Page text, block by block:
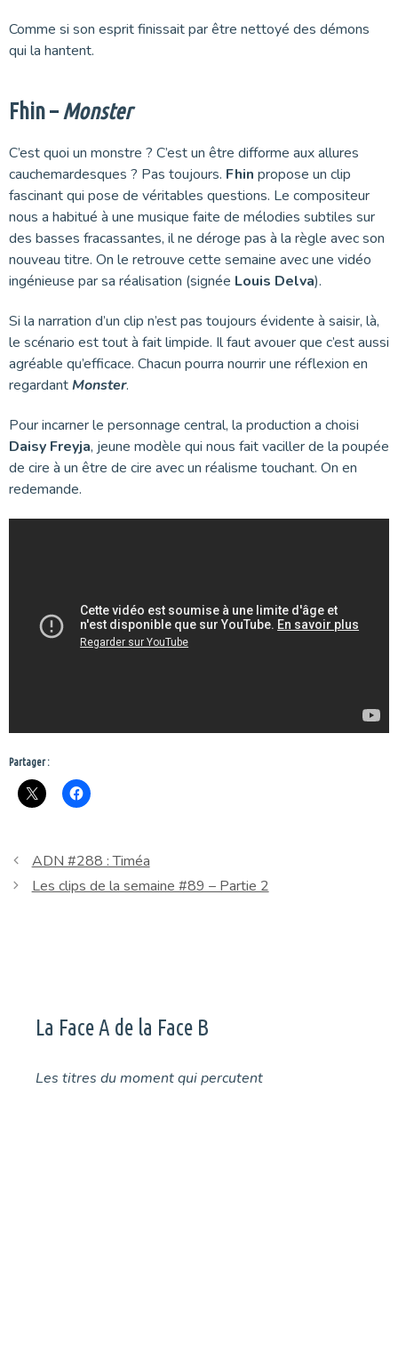
Comme si son esprit finissait par être nettoyé des démons
qui la hantent.
Fhin – Monster
C’est quoi un monstre ? C’est un être difforme aux allures
cauchemardesques ? Pas toujours. Fhin propose un clip
fascinant qui pose de véritables questions. Le compositeur
nous a habitué à une musique faite de mélodies subtiles sur
des basses fracassantes, il ne déroge pas à la règle avec son
nouveau titre. On le retrouve cette semaine avec une vidéo
ingénieuse par sa réalisation (signée Louis Delva).
Si la narration d’un clip n’est pas toujours évidente à saisir, là,
le scénario est tout à fait limpide. Il faut avouer que c’est aussi
agréable qu’efficace. Chacun pourra nourrir une réflexion en
regardantMonster.
Pour incarner le personnage central, la production a choisi
Daisy Freyja, jeune modèle qui nous fait vaciller de la poupée
de cire à un être de cire avec un réalisme touchant. On en
redemande.
Partager :
ADN #288 : Timéa
Les clips de la semaine #89 – Partie 2
La Face A de la Face B
Les titres du moment qui percutent